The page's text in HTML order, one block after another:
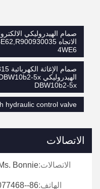
4WE6
DBW10b2-5x
hydraulic control valve
الاتصالات
الاتصالات:Bonnie
الهاتف:86--13535077468